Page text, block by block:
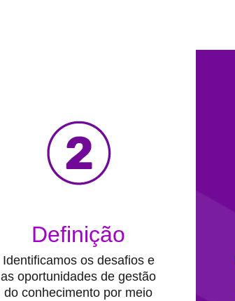
Definição
Identificamos os desafios e
as oportunidades de gestão
do conhecimento por meio